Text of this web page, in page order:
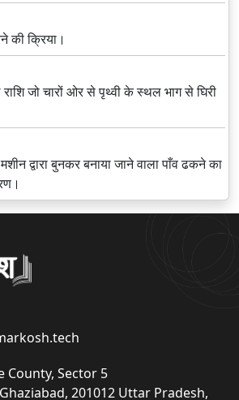
की क्रिया।
राशि जो चारों ओर से पृथ्वी के स्थल भाग से घिरी
द्वारा बुनकर बनाया जाने वाला पाँव ढकने का
County, Sector 5
201012 Uttar Pradesh,